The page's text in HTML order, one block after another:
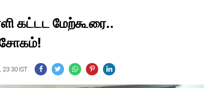
கட்டட மேற்கூரை..
சோகம்!
23:30 IST